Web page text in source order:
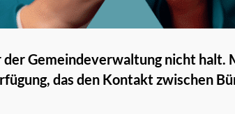
Gemeindeverwaltung nicht
das den Kontakt zwischen